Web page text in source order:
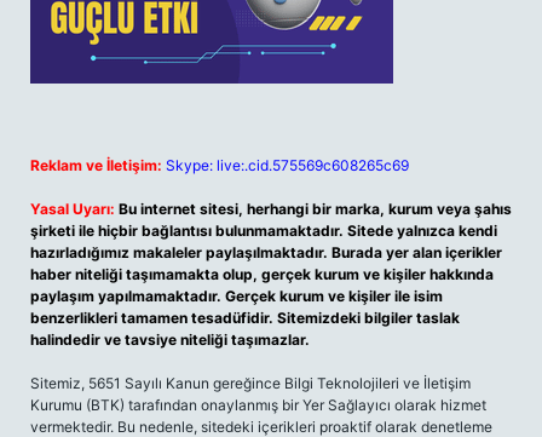
Reklam ve İletişim: Skype: live:.cid.575569c608265c69
Yasal Uyarı: Bu internet sitesi, herhangi bir marka, kurum veya şahıs
şirketi ile hiçbir bağlantısı bulunmamaktadır. Sitede yalnızca kendi
hazırladığımız makaleler paylaşılmaktadır. Burada yer alan içerikler
haber niteliği taşımamakta olup, gerçek kurum ve kişiler hakkında
paylaşım yapılmamaktadır. Gerçek kurum ve kişiler ile isim
benzerlikleri tamamen tesadüfidir. Sitemizdeki bilgiler taslak
halindedir ve tavsiye niteliği taşımazlar.
Sitemiz, 5651 Sayılı Kanun gereğince Bilgi Teknolojileri ve İletişim
Kurumu (BTK) tarafından onaylanmış bir Yer Sağlayıcı olarak hizmet
vermektedir. Bu nedenle, sitedeki içerikleri proaktif olarak denetleme